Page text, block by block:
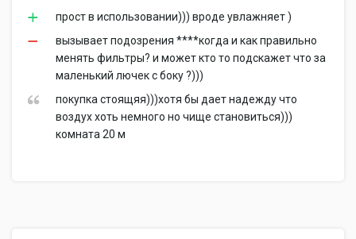
прост в использовании))) вроде увлажняет )
вызывает подозрения ****когда и как правильно
менять фильтры? и может кто то подскажет что за
маленький лючек с боку ?)))
покупка стоящяя)))хотя бы дает надежду что
воздух хоть немного но чище становиться)))
комната 20 м